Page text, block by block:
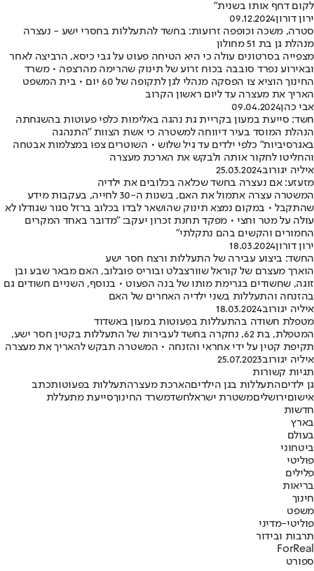
לקום דחף אותו בשנית"
ירון דורון09.12.2024
סטרה, משכה וכופפה זרועות: בחשד להתעללות בחסרי ישע - נעצרה
מנהלת גן בת 51 מחולון
מצפייה בסרטונים עולה כי היא הטיחה פעוט על גבי כיסא, הרביצה לאחר
ובאירוע נפרד סובבה בכוח זרוע של תינוק שהרימה מהרצפה • משרד
החינוך הוציא צו הפסקה מנהלי לגן לתקופה של 60 יום • בית המשפט
האריך את מעצרה עד ליום ראשון הקרוב
אבי כהן09.04.2024
חשד: סייעת במעון בקריית גת נהגה באלימות כלפי פעוטות בהשגחתה
הנהלת המוסד בעיר דיווחה למשטרה כי אשת הצוות "התנהגה
באגרסיביות" כלפי ילדים עד גיל שלוש • השוטרים צפו במצלמות אבטחה
והחליטו לחקור אותה ולבקש את הארכת מעצרה
איליה יגורוב25.03.2024
מזעזע: אם נעצרה בחשד שכלאה בכלובים את ילדיה
המשטרה עצרה אתמול את האם, בשנות ה-30 לחייה, בעקבות מידע
שהתקבל • במקום נמצא תינוק שהושאר לבדו בכלוב ברזל סגור שגודלו לא
עולה על מטר וחצי • מפקד תחנת זכרון יעקב: "מדובר באחד המקרים
החמורים והקשים בהם נתקלתי"
ירון דורון18.03.2024
החשד: ביצוע עבירה של התעללות ורצח חסר ישע
הוארך מעצרם של קוראל שוורצבלט ובוריס פובלוב, האם מבאר שבע ובן
זוגה, שחשודים בגרימת מותו של בנה הפעוט • בנוסף, השניים חשודים גם
בהזנחה והתעללות בשני ילדיה האחרים של האם
איליה יגורוב18.03.2024
מטפלת חשודה בהתעללות בפעוטות במעון באשדוד
המטפלת, בת 62, נחקרה בחשד לעבירות של התעללות בקטין חסר ישע,
תקיפת קטין על ידי אחראי והזנחה • המשטרה תבקש להאריך את מעצרה
איליה יגורוב25.07.2023
תגיות קשורות
גן ילדיםהתעללות בגן הילדיםהארכת מעצרהתעללות בפעוטותכתב
אישוםירושליםמשטרת ישראלחשדמשרד החינוךסייעת מתעללת
חדשות
בארץ
בעולם
ביטחוני
פוליטי
פלילים
בריאות
חינוך
משפט
פוליטי-מדיני
תרבות ובידור
ForReal
ספורט